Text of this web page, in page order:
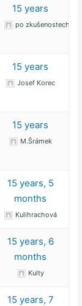
15 years
po zkušenostech
15 years
Josef Korec
15 years
M.Šrámek
15 years, 5
months
Kulihrachová
15 years, 6
months
Kulty
15 years, 7